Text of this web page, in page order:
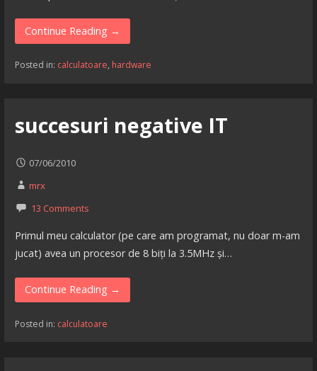
Continue Reading →
Posted in: calculatoare, hardware
succesuri negative IT
07/06/2010
mrx
13 Comments
Primul meu calculator (pe care am programat, nu doar m-am
jucat) avea un procesor de 8 biți la 3.5MHz și…
Continue Reading →
Posted in: calculatoare